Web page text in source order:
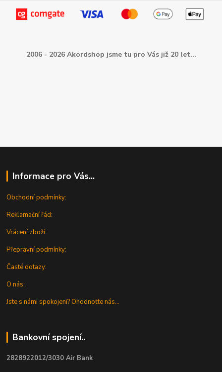
2006 - 2026 Akordshop jsme tu pro Vás již 20 let...
Informace pro Vás...
Obchodní podmínky:
Reklamační řád:
Vrácení zboží:
Přepravní podmínky:
Časté dotazy:
O nás:
Jste s námi spokojeni? Ohodnoťte nás...
Bankovní spojení..
2828922012/3030 Air Bank